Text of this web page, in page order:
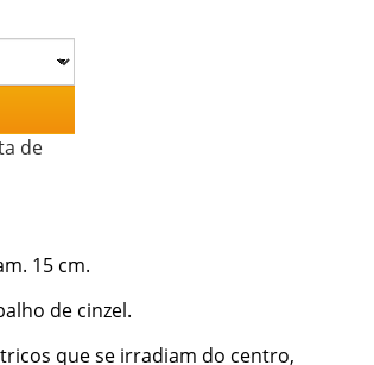
de
15 cm.
de cinzel.
que se irradiam do centro,